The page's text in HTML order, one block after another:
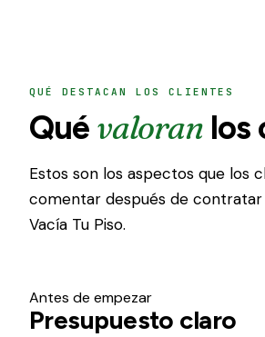
QUÉ DESTACAN LOS CLIENTES
Qué valoran los
Estos son los aspectos que los
comentar después de
Vacía Tu Piso.
Antes de empezar
Presupuesto claro